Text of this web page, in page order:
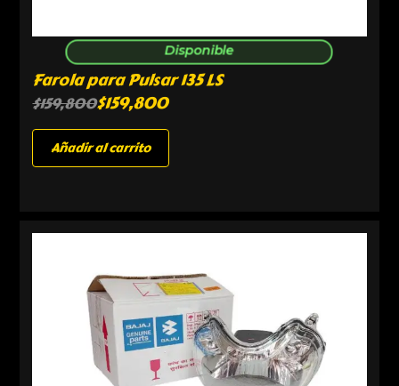
Disponible
Farola para Pulsar 135 LS
$159,800$159,800
Añadir al carrito